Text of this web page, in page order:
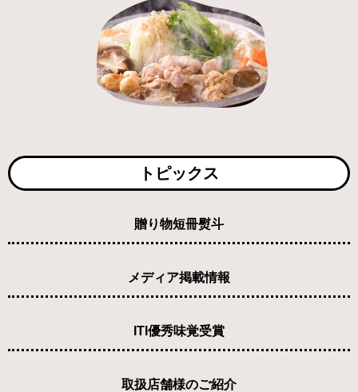
トピックス
贈り物短冊熨斗
メディア掲載情報
ITI優秀味覚受賞
取扱店舗様のご紹介